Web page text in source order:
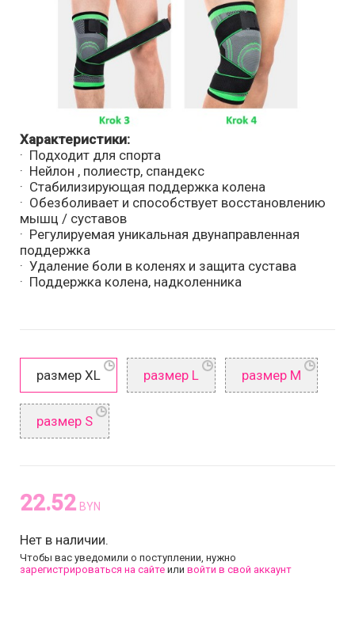
Характеристики:
· Подходит для спорта
· Нейлон , полиестр, спандекс
· Стабилизирующая поддержка колена
· Обезболивает и способствует восстановлению
мышц / суставов
· Регулируемая уникальная двунаправленная
поддержка
· Удаление боли в коленях и защита сустава
· Поддержка колена, надколенника
размер XL размер L размер M
размер S
22.52 BYN
Нет в наличии.
Чтобы вас уведомили о поступлении, нужно
зарегистрироваться на сайте или войти в свой аккаунт